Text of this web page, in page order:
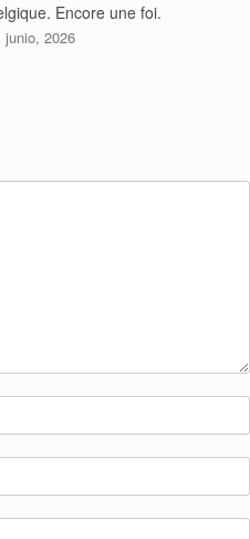
Encore une foi.
junio, 2026